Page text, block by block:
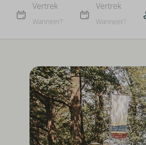
Vertrek
Wanneer?
Vertrek
Wanneer?